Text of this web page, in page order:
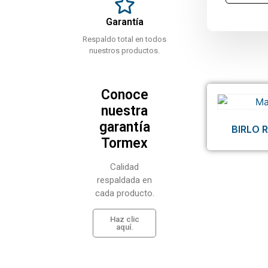
Garantía
Respaldo total en todos
nuestros productos.
Conoce
nuestra
garantía
Tormex
Calidad
respaldada en
cada producto.
Haz clic
aquí.
BIRLO